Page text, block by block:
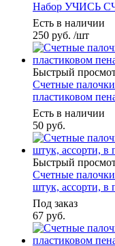
Набор УЧИСЬ
Есть в наличии
250 руб. /шт
Быстрый
Счетные
пластиковом
Есть в наличии
50 руб.
Быстрый
Счетные
штук, ассорти, в
Под заказ
67 руб.